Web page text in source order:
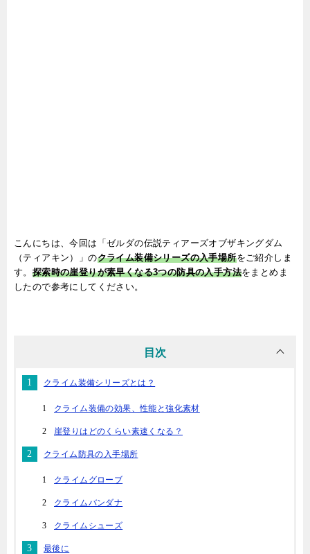
こんにちは、今回は「ゼルダの伝説ティアーズオブザキングダム
（ティアキン）」のクライム装備シリーズの入手場所をご紹介しま
す。 探索時の崖登りが素早くなる3つの防具の入手方法をまとめま
したので参考にしてください。
目次
クライム装備シリーズとは？
クライム装備の効果、性能と強化素材
崖登りはどのくらい素速くなる？
クライム防具の入手場所
クライムグローブ
クライムバンダナ
クライムシューズ
最後に